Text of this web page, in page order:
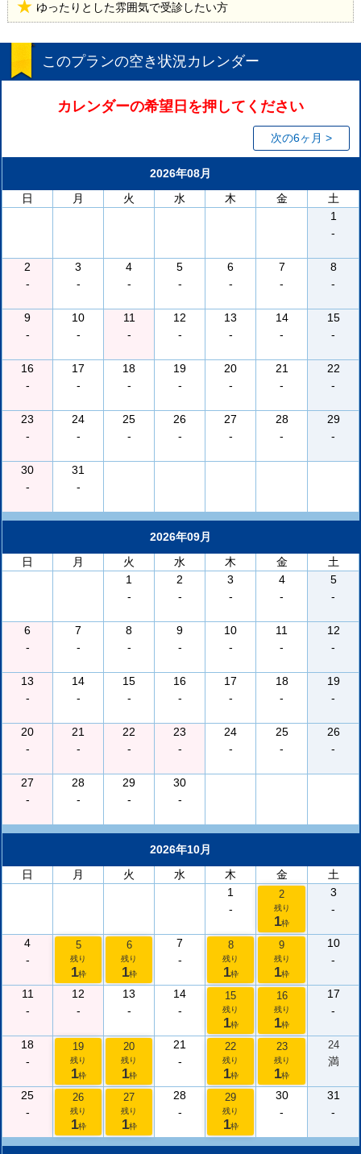
ゆったりとした雰囲気で受診したい方
このプランの空き状況カレンダー
カレンダーの希望日を押してください
次の6ヶ月 >
2026年08月
日
月 火 水 木 金
土
1
-
2
-
3
-
4
-
5
-
6
-
7
-
8
-
9
-
10
-
11
-
12
-
13
-
14
-
15
-
16
-
17
-
18
-
19
-
20
-
21
-
22
-
23
-
24
-
25
-
26
-
27
-
28
-
29
-
30
-
31
-
2026年09月
日
月 火 水 木 金
土
1
-
2
-
3
-
4
-
5
-
6
-
7
-
8
-
9
-
10
-
11
-
12
-
13
-
14
-
15
-
16
-
17
-
18
-
19
-
20
-
21
-
22
-
23
-
24
-
25
-
26
-
27
-
28
-
29
-
30
-
2026年10月
日
月 火 水 木 金
土
1
-
2
残り
1枠
3
-
4
-
5
残り
1枠
6
残り
1枠
7
-
8
残り
1枠
9
残り
1枠
10
-
11
-
12
-
13
-
14
-
15
残り
1枠
16
残り
1枠
17
-
18
-
19
残り
1枠
20
残り
1枠
21
-
22
残り
1枠
23
残り
1枠
24
満
25
-
26
残り
1枠
27
残り
1枠
28
-
29
残り
1枠
30
-
31
-